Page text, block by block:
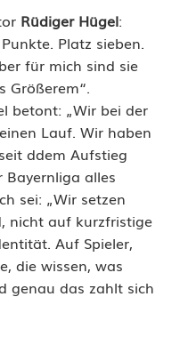
Rüdiger Hügel:
Platz sieben.
für mich sind sie
Größerem“.
betont: „Wir bei der
Lauf. Wir haben
ddem Aufstieg
Bayernliga alles
sei: „Wir setzen
nicht auf kurzfristige
Auf Spieler,
die wissen, was
genau das zahlt sich